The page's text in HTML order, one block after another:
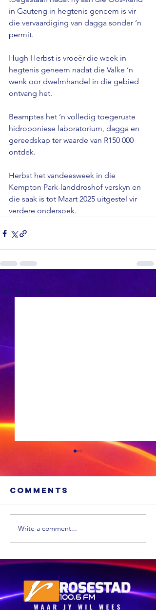
in Gauteng in hegtenis geneem is vir
die vervaardiging van dagga sonder ’n
permit.
Hugh Herbst is vroeër die week in
hegtenis geneem nadat die Valke ‘n
wenk oor dwelmhandel in die gebied
ontvang het.
Beamptes het ‘n volledig toegeruste
hidroponiese laboratorium, dagga en
gereedskap ter waarde van R150 000
ontdek.
Herbst het vandeesweek in die
Kempton Park-landdroshof verskyn en
die saak is tot Maart 2025 uitgestel vir
verdere ondersoek.
Recent Posts See All
Xhariep kry
eers in 2031 'n
nuwe
munisipaliteit
Comments
Write a comment...